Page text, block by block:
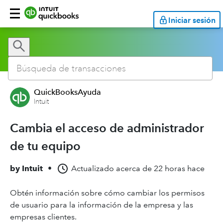
Iniciar sesión
QuickBooksAyuda
Intuit
Cambia el acceso de administrador
de tu equipo
by Intuit • Actualizado acerca de 22 horas hace
Obtén información sobre cómo cambiar los permisos
de usuario para la información de la empresa y las
empresas clientes.